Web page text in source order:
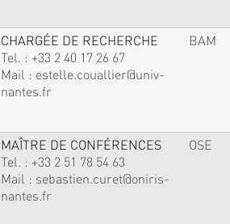
CHARGÉE DE RECHERCHE
Tel. : +33 2 40 17 26 67
Mail : estelle.couallier@univ-
nantes.fr
BAM
MAÎTRE DE CONFÉRENCES
Tel. : +33 2 51 78 54 63
Mail : sebastien.curet@oniris-
nantes.fr
OSE